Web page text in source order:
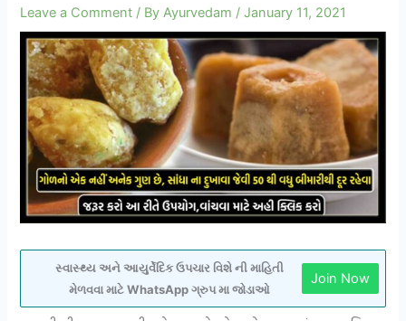
Leave a Comment / ByAyurvedam /January 11, 2021
સ્વાસ્થ્ય અને આયુર્વેદિક ઉપચાર વિશે ની માહિતી
મેળવવા માટે WhatsApp ગ્રુપ મા જોડાઓ
Join Now